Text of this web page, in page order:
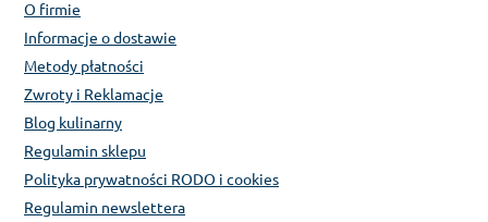
O firmie
Informacje o dostawie
Metody płatności
Zwroty i Reklamacje
Blog kulinarny
Regulamin sklepu
Polityka prywatności RODO i cookies
Regulamin newslettera